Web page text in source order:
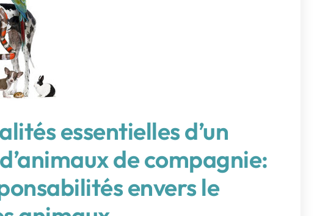
essentielles d’un
de compagnie:
envers le